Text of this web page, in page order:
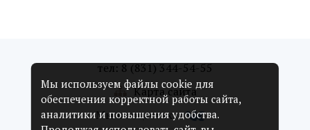
тел: 8 (831) 344-54-55
Карта сайта
Мы в соцсетях:
Мы используем файлы cookie для
обеспечения корректной работы сайта,
аналитики и повышения удобства.